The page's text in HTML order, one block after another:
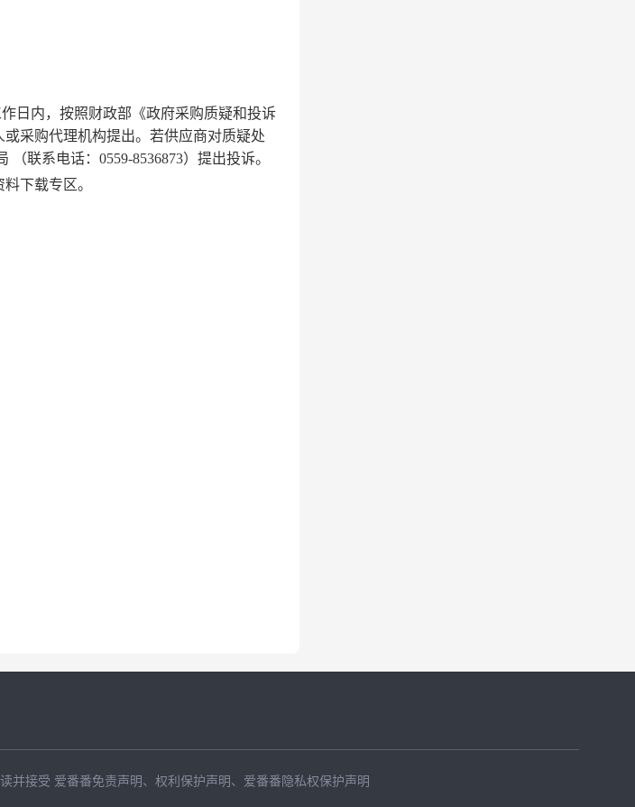
日内，按照财政部《政府采购质疑和投诉
采购代理机构提出。若供应商对质疑处
（联系电话： 0559-8536873）提出投诉。
下载专区。
并接受 爱番番免责声明 、 权利保护声明 、 爱番番隐私权保护声明